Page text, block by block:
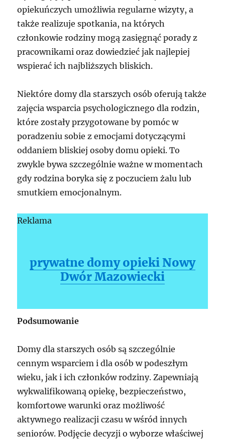
opiekuńczych umożliwia regularne wizyty, a
także realizuje spotkania, na których
członkowie rodziny mogą zasięgnąć porady z
pracownikami oraz dowiedzieć jak najlepiej
wspierać ich najbliższych bliskich.
Niektóre domy dla starszych osób oferują także
zajęcia wsparcia psychologicznego dla rodzin,
które zostały przygotowane by pomóc w
poradzeniu sobie z emocjami dotyczącymi
oddaniem bliskiej osoby domu opieki. To
zwykle bywa szczególnie ważne w momentach
gdy rodzina boryka się z poczuciem żalu lub
smutkiem emocjonalnym.
Reklama
prywatne domy opieki Nowy
Dwór Mazowiecki
Podsumowanie
Domy dla starszych osób są szczególnie
cennym wsparciem i dla osób w podeszłym
wieku, jak i ich członków rodziny. Zapewniają
wykwalifikowaną opiekę, bezpieczeństwo,
komfortowe warunki oraz możliwość
aktywnego realizacji czasu w wśród innych
seniorów. Podjęcie decyzji o wyborze właściwej